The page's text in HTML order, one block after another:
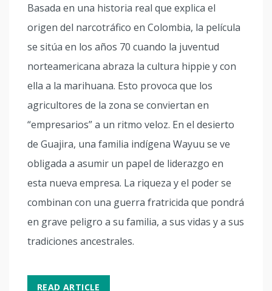
Basada en una historia real que explica el
origen del narcotráfico en Colombia, la película
se sitúa en los años 70 cuando la juventud
norteamericana abraza la cultura hippie y con
ella a la marihuana. Esto provoca que los
agricultores de la zona se conviertan en
“empresarios” a un ritmo veloz. En el desierto
de Guajira, una familia indígena Wayuu se ve
obligada a asumir un papel de liderazgo en
esta nueva empresa. La riqueza y el poder se
combinan con una guerra fratricida que pondrá
en grave peligro a su familia, a sus vidas y a sus
tradiciones ancestrales.
READ ARTICLE